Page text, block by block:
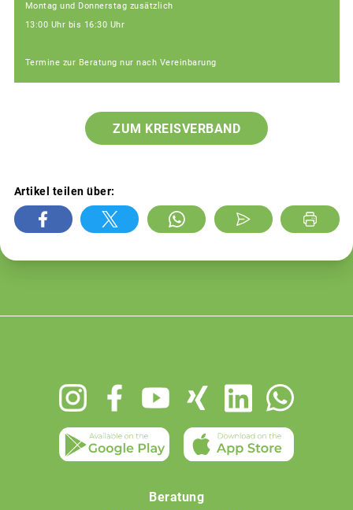
Montag und Donnerstag zusätzlich
13:00 Uhr bis 16:30 Uhr
Termine zur Beratung nur nach Vereinbarung
ZUM KREISVERBAND
Artikel teilen über:
Beratung